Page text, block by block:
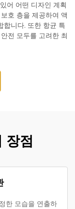
어 어떤 디자인 계획
호 층을 제공하여 액
합니다. 또한 항균 특
전 모두를 고려한 최
장점
한 모습을 연출하